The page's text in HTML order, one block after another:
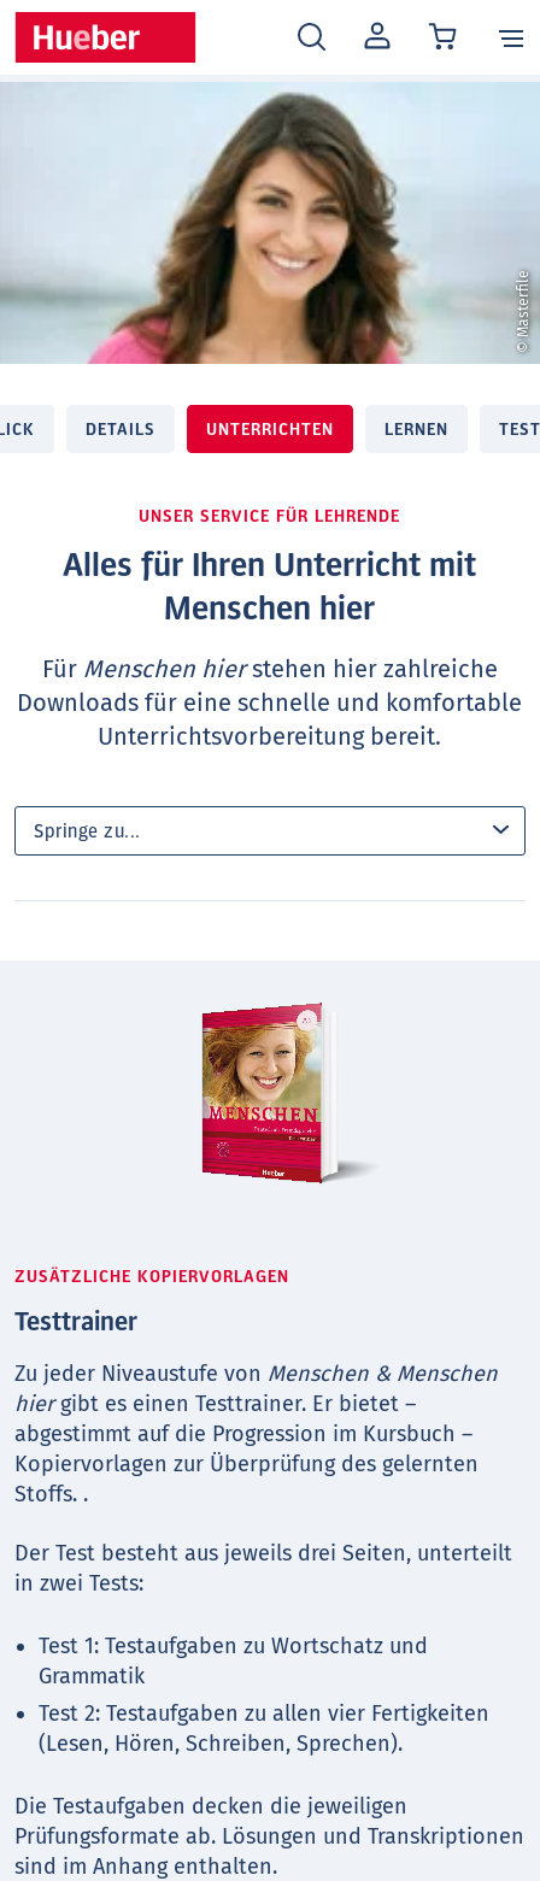
MEIN
KONTO
© Masterfile
DETAILS UNTERRICHTEN LERNEN
UNSER SERVICE FÜR LEHRENDE
Alles für Ihren Unterricht mit
Menschen hier
Für Menschen hierstehen hier zahlreiche
Downloads für eine schnelle und komfortable
Unterrichtsvorbereitung bereit.
ZUSÄTZLICHE KOPIERVORLAGEN
Testtrainer
Zu jeder Niveaustufe von Menschen & Menschen
hiergibt es einen Testtrainer. Er bietet –
abgestimmt auf die Progression im Kursbuch –
Kopiervorlagen zur Überprüfung des gelernten
Stoffs. .
Der Test besteht aus jeweils drei Seiten, unterteilt
in zwei Tests:
Test 1: Testaufgaben zu Wortschatz und
Grammatik
Test 2: Testaufgaben zu allen vier Fertigkeiten
(Lesen, Hören, Schreiben, Sprechen).
Die Testaufgaben decken die jeweiligen
Prüfungsformate ab. Lösungen und Transkriptionen
sind im Anhang enthalten.